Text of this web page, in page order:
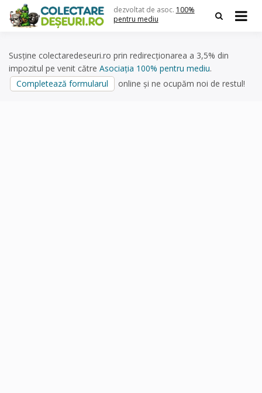
content
dezvoltat de asoc. 100%
pentru mediu
Susține colectaredeseuri.ro prin redirecționarea a 3,5% din
impozitul pe venit către Asociația 100% pentru mediu.
Completează formularul
online și ne ocupăm noi de restul!